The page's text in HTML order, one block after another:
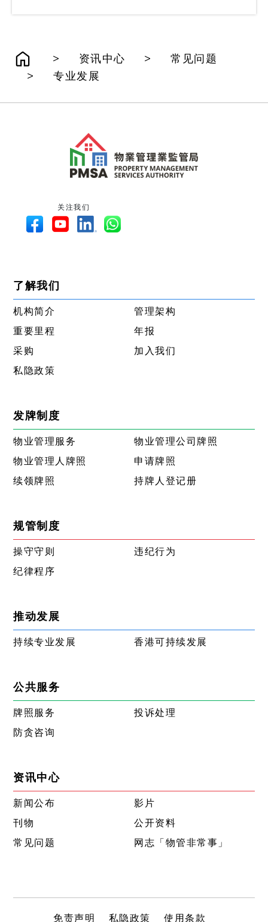
> 资讯中心 >
常见问题
>
专业发展
关注我们
了解我们
机构简介
管理架构
重要里程
年报
采购
加入我们
私隐政策
发牌制度
物业管理服务
物业管理公司牌照
物业管理人牌照
申请牌照
续领牌照
持牌人登记册
规管制度
操守守则
违纪行为
纪律程序
推动发展
持续专业发展 香港可持续发展
公共服务
牌照服务
投诉处理
防贪咨询
资讯中心
新闻公布
影片
刊物
公开资料
常见问题
网志「物管非常事」
免责声明 私隐政策 使用条款